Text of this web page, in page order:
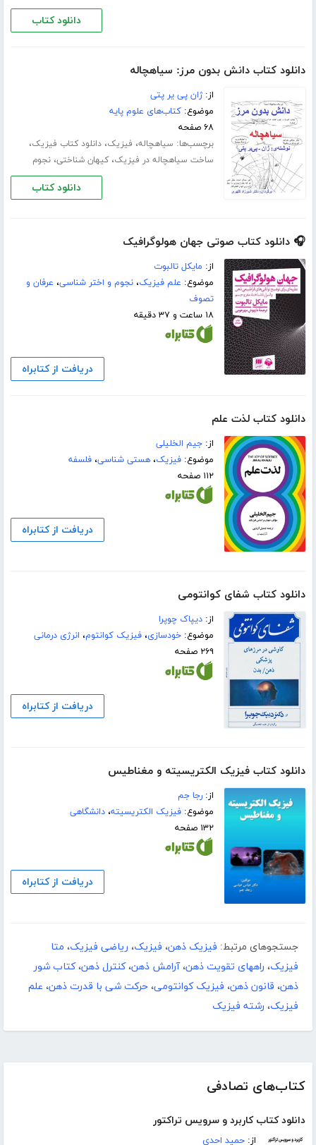
کتاب‌های تصادفی
دانلود کتاب کاربرد و سرویس تراکتور
از: حمید احدی
دانلود کتاب
دانلود کتاب دانش بدون مرز: سیاهچاله
از:ژان پی یر پتی
موضوع:کتاب‌های علوم پایه
۶۸ صفحه
برچسب‌ها: سیاهچاله، فیزیک،دانلود کتاب فیزیک،
ساخت سیاهچاله در فیزیک،کیهان شناختی،نجوم
دانلود کتاب
🎧 دانلود کتاب صوتی جهان هولوگرافیک
از: مایکل تالبوت
موضوع: علم فیزیک،نجوم و اختر شناسی، عرفان و
تصوف
۱۸ ساعت و ۳۷ دقیقه
دریافت از کتابراه
دانلود کتاب لذت علم
از:جیم الخلیلی
موضوع:فیزیک،هستی شناسی،فلسفه
۱۱۲ صفحه
دریافت از کتابراه
دانلود کتاب شفای کوانتومی
از:دیپاک چوپرا
موضوع:خودسازی،فیزیک کوانتوم، انرژی درمانی
۲۶۹ صفحه
دریافت از کتابراه
دانلود کتاب فیزیک الکتریسیته و مغناطیس
از:رجا جم
موضوع:فیزیک الکتریسیته،دانشگاهی
۱۳۲ صفحه
دریافت از کتابراه
جستجوهای مرتبط: فیزیک ذهن، فیزیک، ریاضی فیزیک، متا
فیزیک، راههای تقویت ذهن،آرامش ذهن،کنترل ذهن،کتاب شور
ذهن، قانون ذهن، فیزیک کوانتومى، حرکت شی با قدرت ذهن، علم
فیزیک، رشته فیزیک